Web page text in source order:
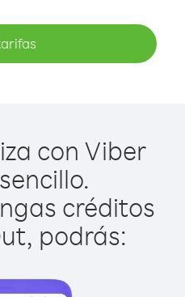
con Viber
créditos
podrás: